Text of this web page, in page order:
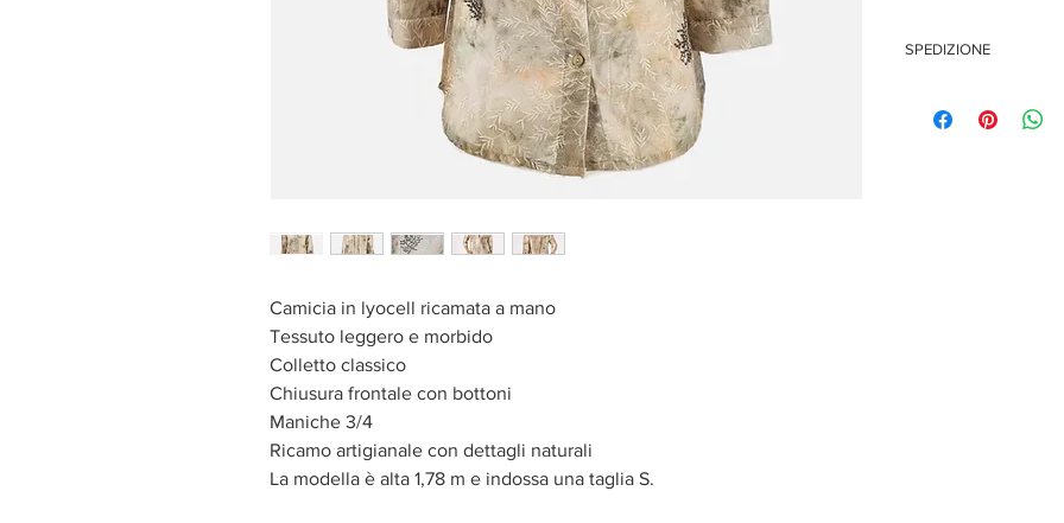
Camicia in lyocell ricamata a mano
Tessuto leggero e morbido
Colletto classico
Chiusura frontale con bottoni
Maniche 3/4
Ricamo artigianale con dettagli naturali
La modella è alta 1,78 m e indossa una taglia S.
SPEDIZIONE
i tempi di spedizione